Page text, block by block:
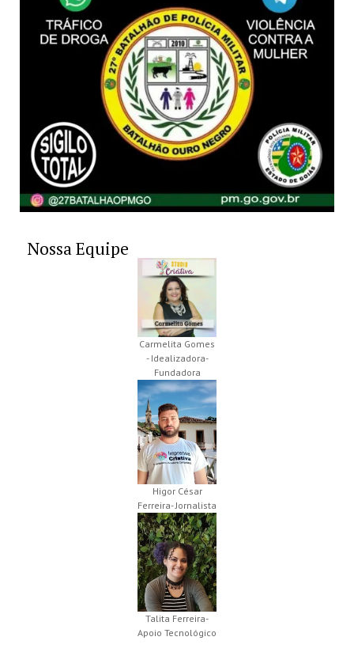
Nossa Equipe
Carmelita Gomes
- Idealizadora-
Fundadora
Higor César
Ferreira- Jornalista
Talita Ferreira-
Apoio Tecnológico